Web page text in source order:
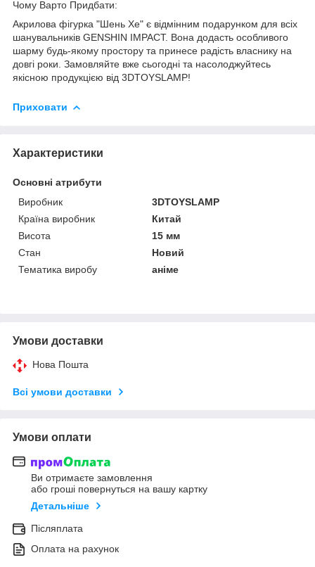
Чому Варто Придбати:
Акрилова фігурка "Шень Хе" є відмінним подарунком для всіх
шанувальників GENSHIN IMPACT. Вона додасть особливого
шарму будь-якому простору та принесе радість власнику на
довгі роки. Замовляйте вже сьогодні та насолоджуйтесь
якісною продукцією від 3DTOYSLAMP!
Приховати
Характеристики
Основні атрибути
Виробник
3DTOYSLAMP
Країна виробник
Китай
Висота
15 мм
Стан
Новий
Тематика виробу
аніме
Умови доставки
Нова Пошта
Всі умови доставки
Умови оплати
Ви отримаєте замовлення
або гроші повернуться на вашу картку
Детальніше
Післяплата
Оплата на рахунок